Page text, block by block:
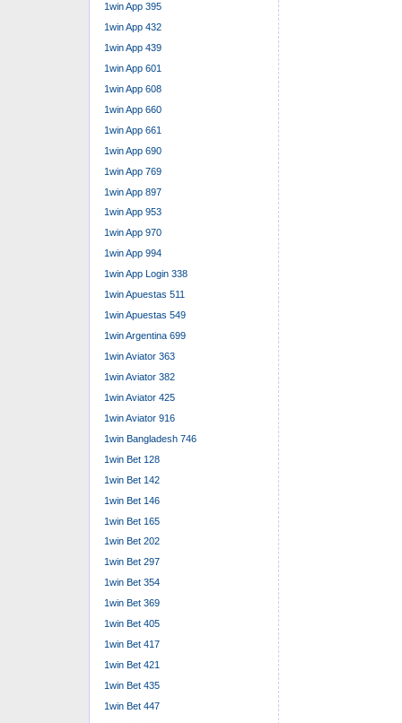
1win App 395
1win App 432
1win App 439
1win App 601
1win App 608
1win App 660
1win App 661
1win App 690
1win App 769
1win App 897
1win App 953
1win App 970
1win App 994
1win App Login 338
1win Apuestas 511
1win Apuestas 549
1win Argentina 699
1win Aviator 363
1win Aviator 382
1win Aviator 425
1win Aviator 916
1win Bangladesh 746
1win Bet 128
1win Bet 142
1win Bet 146
1win Bet 165
1win Bet 202
1win Bet 297
1win Bet 354
1win Bet 369
1win Bet 405
1win Bet 417
1win Bet 421
1win Bet 435
1win Bet 447